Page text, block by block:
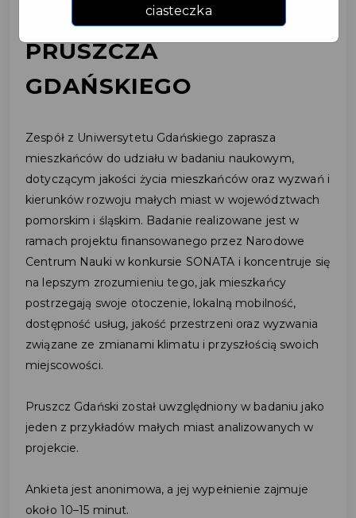
MIESZKAŃCÓW
PRUSZCZA
GDAŃSKIEGO
Zespół z Uniwersytetu Gdańskiego zaprasza
mieszkańców do udziału w badaniu naukowym,
dotyczącym jakości życia mieszkańców oraz wyzwań i
kierunków rozwoju małych miast w województwach
pomorskim i śląskim. Badanie realizowane jest w
ramach projektu finansowanego przez Narodowe
Centrum Nauki w konkursie SONATA i koncentruje się
na lepszym zrozumieniu tego, jak mieszkańcy
postrzegają swoje otoczenie, lokalną mobilność,
dostępność usług, jakość przestrzeni oraz wyzwania
związane ze zmianami klimatu i przyszłością swoich
miejscowości.
Pruszcz Gdański został uwzględniony w badaniu jako
jeden z przykładów małych miast analizowanych w
projekcie.
Ankieta jest anonimowa, a jej wypełnienie zajmuje
około 10–15 minut.
ciasteczka